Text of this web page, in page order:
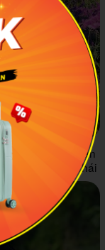
yên, chủ nhân
của người Thái